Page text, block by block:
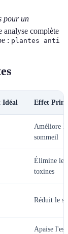
pour un
analyse complète
: plantes anti
Idéal Effet
Améliore le
sommeil
Élimine les
toxines
Réduit le
Apaise